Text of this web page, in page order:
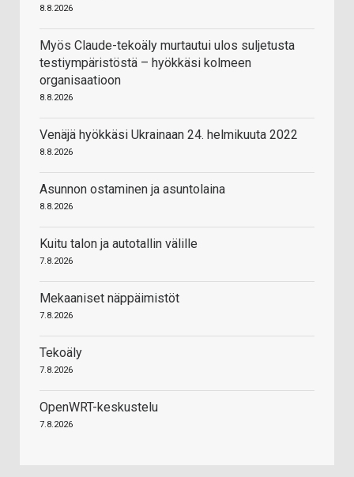
8.8.2026
Myös Claude-tekoäly murtautui ulos suljetusta
testiympäristöstä – hyökkäsi kolmeen
organisaatioon
8.8.2026
Venäjä hyökkäsi Ukrainaan 24. helmikuuta 2022
8.8.2026
Asunnon ostaminen ja asuntolaina
8.8.2026
Kuitu talon ja autotallin välille
7.8.2026
Mekaaniset näppäimistöt
7.8.2026
Tekoäly
7.8.2026
OpenWRT-keskustelu
7.8.2026